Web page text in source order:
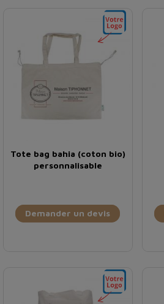
Tote bag bahia (coton bio)
personnalisable
Demander un devis